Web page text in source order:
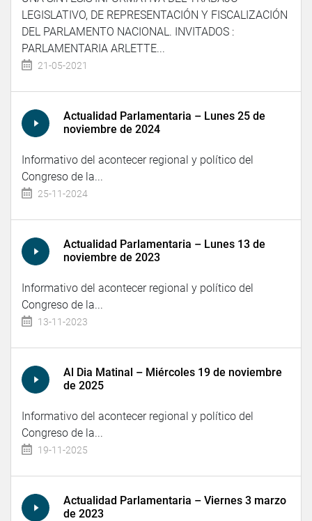
LEGISLATIVO, DE REPRESENTACIÓN Y FISCALIZACIÓN
DEL PARLAMENTO NACIONAL. INVITADOS :
PARLAMENTARIA ARLETTE...
21-05-2021
Actualidad Parlamentaria – Lunes 25 de
noviembre de 2024
Informativo del acontecer regional y político del
Congreso de la...
25-11-2024
Actualidad Parlamentaria – Lunes 13 de
noviembre de 2023
Informativo del acontecer regional y político del
Congreso de la...
13-11-2023
Al Dia Matinal – Miércoles 19 de noviembre
de 2025
Informativo del acontecer regional y político del
Congreso de la...
19-11-2025
Actualidad Parlamentaria – Viernes 3 marzo
de 2023